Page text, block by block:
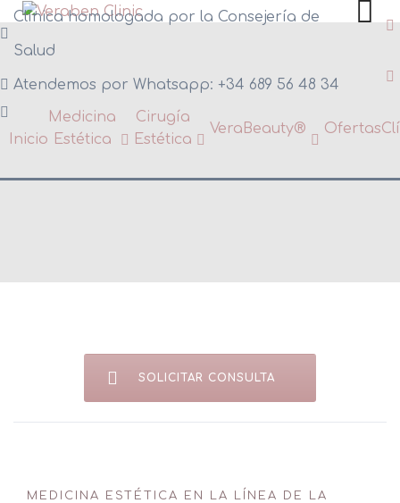
Clínica homologada por la Consejería de
Salud
Atendemos por Whatsapp: +34 689 56 48 34
Inicio
Medicina
Estética
Mesoterapia con Vitaminas
Rinomodelación
Cirugía
Estética
VeraBeauty® Ofertas
Skip
to
content
SOLICITAR CONSULTA
MEDICINA ESTÉTICA EN LA LÍNEA DE LA